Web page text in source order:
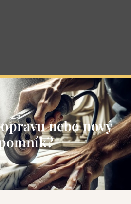
nebo nový